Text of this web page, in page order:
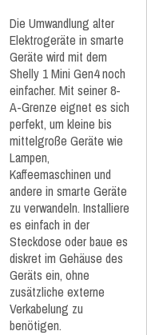
Die Umwandlung alter
Elektrogeräte in smarte
Geräte wird mit dem
Shelly 1 Mini Gen4 noch
einfacher. Mit seiner 8-
A-Grenze eignet es sich
perfekt, um kleine bis
mittelgroße Geräte wie
Lampen,
Kaffeemaschinen und
andere in smarte Geräte
zu verwandeln. Installiere
es einfach in der
Steckdose oder baue es
diskret im Gehäuse des
Geräts ein, ohne
zusätzliche externe
Verkabelung zu
benötigen.